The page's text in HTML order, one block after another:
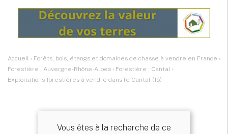
Accueil › Forêts, bois, étangs et domaines de chasse à vendre en France ›
Forestière : Auvergne-Rhône-Alpes › Forestière : Cantal ›
Exploitations forestières à vendre dans le Cantal (15)
Vous êtes à la recherche de ce